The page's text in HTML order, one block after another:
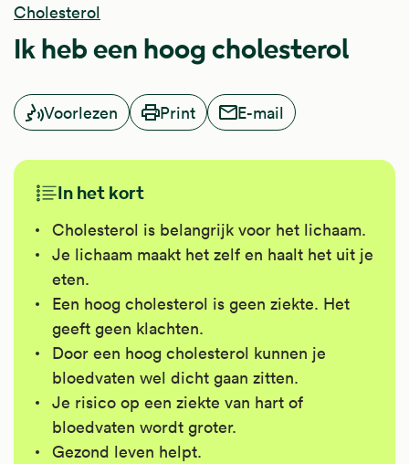
Cholesterol
Ik heb een hoog cholesterol
Voorlezen Print E-mail
In het kort
Cholesterol is belangrijk voor het lichaam.
Je lichaam maakt het zelf en haalt het uit je
eten.
Een hoog cholesterol is geen ziekte. Het
geeft geen klachten.
Door een hoog cholesterol kunnen je
bloedvaten wel dicht gaan zitten.
Je risico op een ziekte van hart of
bloedvaten wordt groter.
Gezond leven helpt.